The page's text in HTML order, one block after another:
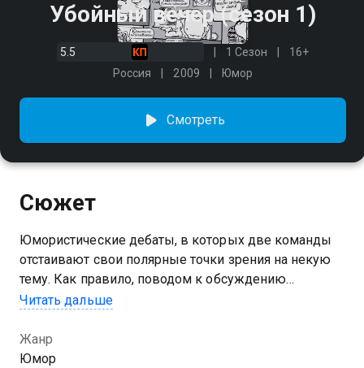
Убойный вечер (сезон 1)
5.5 1 Сезон
16+
Россия
2009 Юмор
Смотреть
Сюжет
Юмористические дебаты, в которых две команды
отстаивают свои полярные точки зрения на некую
тему. Как правило, поводом к обсуждению
становится актуальная новость или событие.
comedy game, украшенный импровизациями.
Читать дальше
Жанр
Юмор